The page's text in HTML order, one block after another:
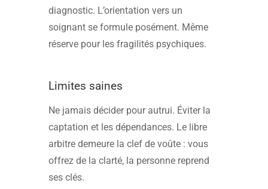
diagnostic. L’orientation vers un
soignant se formule posément. Même
réserve pour les fragilités psychiques.
Limites saines
Ne jamais décider pour autrui. Éviter la
captation et les dépendances. Le libre
arbitre demeure la clef de voûte : vous
offrez de la clarté, la personne reprend
ses clés.